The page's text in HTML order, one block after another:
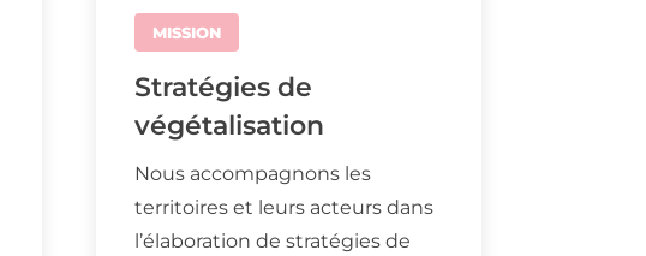
MISSION
Stratégies de
végétalisation
Nous accompagnons les
territoires et leurs acteurs dans
l’élaboration de stratégies de